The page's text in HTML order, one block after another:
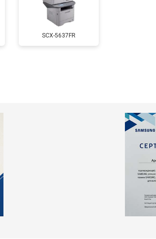
SCX-5637FR